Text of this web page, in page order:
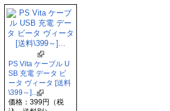
PS Vita ケーブル U
SB 充電 データ ビ
ータ ヴィータ [送料
\399～]...
価格：399円（税